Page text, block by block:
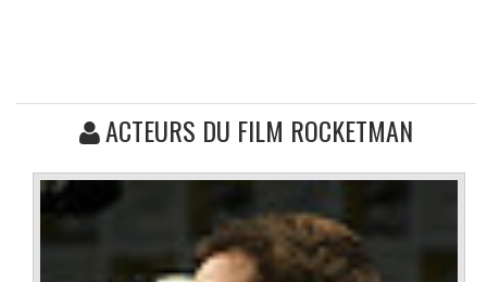
ACTEURS DU FILM ROCKETMAN